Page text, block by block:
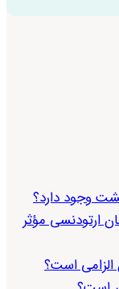
وجود دارد؟
ارتودنسی مؤثر
الزامی است؟